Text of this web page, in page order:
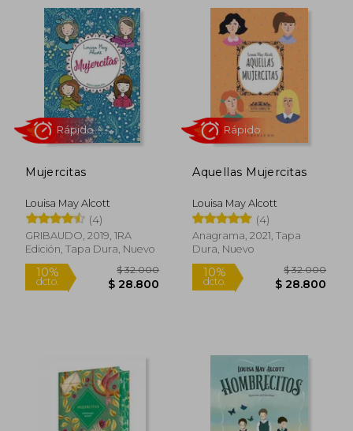
23%
dcto.
$ 18.200
$ 14.090
23%
dcto.
Mujercitas
Louisa May Alcott
(4)
GRIBAUDO, 2019, 1RA
Edición, Tapa Dura, Nuevo
Aquellas Mujercitas
Louisa May Alcott
(4)
Anagrama, 2021, Tapa
Dura, Nuevo